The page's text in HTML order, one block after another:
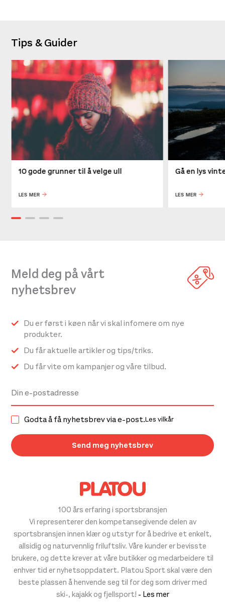
Tips & Guider
10 gode grunner til å velge ull
LES MER
Gå en lys
LES MER
100 års erfaring i sportsbransjen
Vi representerer den kompetansegivende delen av
sportsbransjen innen klær og utstyr for å bedrive et enkelt,
allsidig og naturvennlig friluftsliv. Våre kunder er bevisste
brukere, og dette krever at våre butikker og medarbeidere til
enhver tid er nyhetsoppdatert. Platou Sport skal være den
beste plassen å henvende seg til for deg som driver med
ski-, kajakk og fjellsport! - Les mer
Meld deg på vårt
nyhetsbrev
Du er først i køen når vi skal infomere om nye
produkter.
Du får aktuelle artikler og tips/triks.
Du får vite om kampanjer og våre tilbud.
Godta å få nyhetsbrev via e-post.Les vilkår